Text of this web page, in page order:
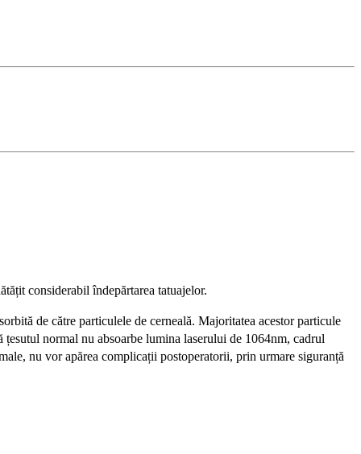
considerabil îndepărtarea tatuajelor.
de către particulele de cerneală. Majoritatea acestor particule
normal nu absoarbe lumina laserului de 1064nm, cadrul
nu vor apărea complicații postoperatorii, prin urmare siguranță